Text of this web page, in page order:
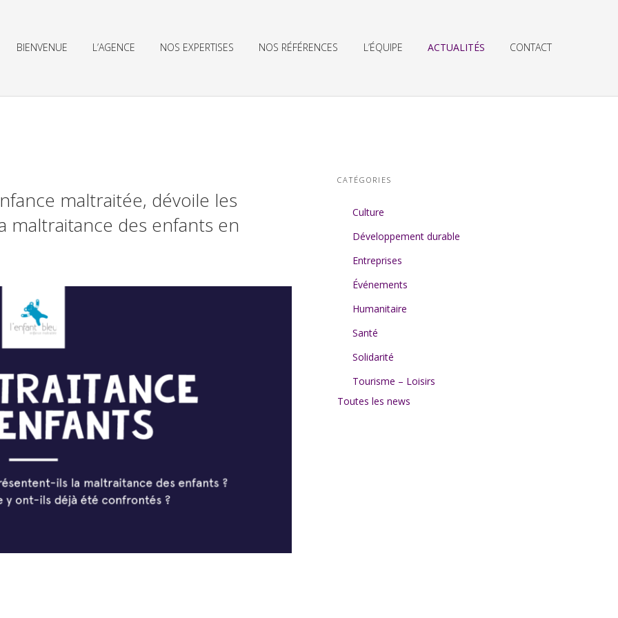
BIENVENUE L’AGENCE NOS EXPERTISES NOS RÉFÉRENCES L’ÉQUIPE ACTUALITÉS CONTACT
maltraitée, dévoile les
maltraitance des enfants en
CATÉGORIES
Culture
Développement durable
Entreprises
Événements
Humanitaire
Santé
Solidarité
Tourisme – Loisirs
Toutes les news